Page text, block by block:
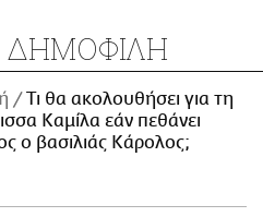
ΔΗΜΟΦΙΛΗ
Τι θα ακολουθήσει για τη
Καμίλα εάν πεθάνει
ο βασιλιάς Κάρολος;